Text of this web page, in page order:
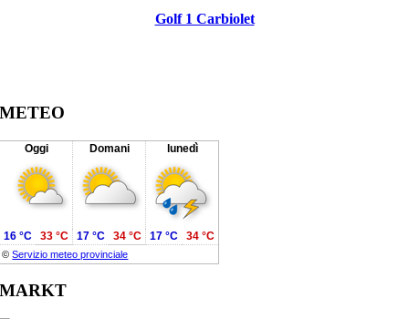
Golf 1 Carbiolet
METEO
Oggi Domani lunedì
©Servizio meteo provinciale
16 °C 33 °C 17 °C 34 °C 17 °C 34 °C
MARKT